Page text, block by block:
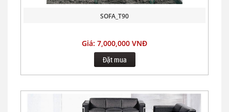
SOFA_T90
Giá: 7,000,000 VNĐ
Đặt mua